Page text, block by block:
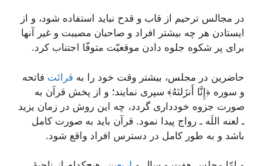
در مجالس ترحیم از قاب و قدح نباید استفاده شود، و از
ایستادن هر چه بیشتر افراد و صاحبان مصیبت و غیر آنها
برای پر شکوه جلوه دادن موقعیّت متوفّا اجتناب کرد.
حاضرین در مجلس، بیشتر وقت خود را به قرائت فاتحه
و سوره ﴿إِنَّا أَنزَلنَهُ﴾ سپری نمایند؛ و از پخش قرآن به
صورت جزوه خودداری گردد، چه این روش در زمان یزید
ـ لعنه اللَه ـ رواج پیدا نمود. قرآن باید به صورت کامل
باشد و به طور کامل در دسترس افراد واقع شود.